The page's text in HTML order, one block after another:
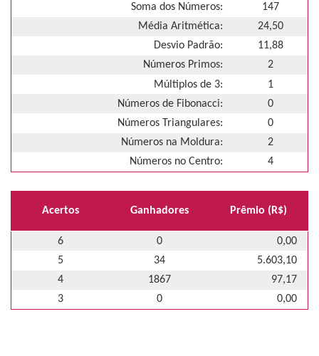
Soma dos Números:
147
Média Aritmética:
24,50
Desvio Padrão:
11,88
Números Primos:
2
Múltiplos de 3:
1
Números de Fibonacci:
0
Números Triangulares:
0
Números na Moldura:
2
Números no Centro:
4
Acertos Ganhadores Prêmio (R$)
6 0
0,00
5
34
5.603,10
4
1867
97,17
3
0 0,00